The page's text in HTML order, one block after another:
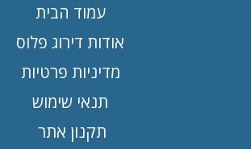
עמוד הבית
אודות דירוג פלוס
מדיניות פרטיות
תנאי שימוש
תקנון אתר